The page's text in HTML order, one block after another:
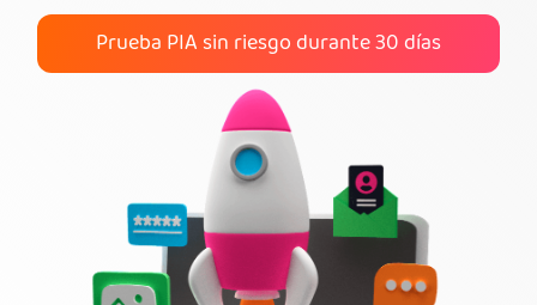
Prueba PIA sin riesgo durante 30 días